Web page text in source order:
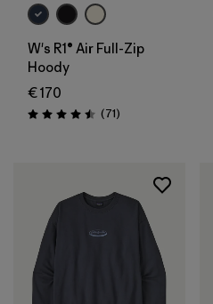
W's R1® Air Full-Zip
Hoody
€ 170
Valutazione: 4.5 / 5
(71Recensioni
)